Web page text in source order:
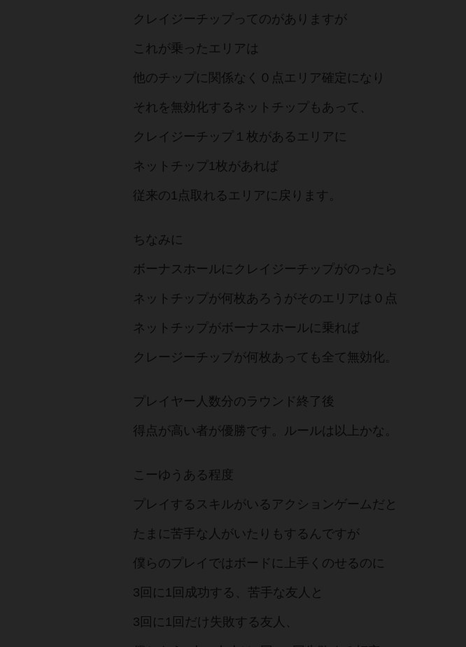
クレイジーチップってのがありますが
これが乗ったエリアは
他のチップに関係なく０点エリア確定になり
それを無効化するネットチップもあって、
クレイジーチップ１枚があるエリアに
ネットチップ1枚があれば
従来の1点取れるエリアに戻ります。
ちなみに
ボーナスホールにクレイジーチップがのったら
ネットチップが何枚あろうがそのエリアは０点
ネットチップがボーナスホールに乗れば
クレージーチップが何枚あっても全て無効化。
プレイヤー人数分のラウンド終了後
得点が高い者が優勝です。ルールは以上かな。
こーゆうある程度
プレイするスキルがいるアクションゲームだと
たまに苦手な人がいたりもするんですが
僕らのプレイではボードに上手くのせるのに
3回に1回成功する、苦手な友人と
3回に1回だけ失敗する友人、